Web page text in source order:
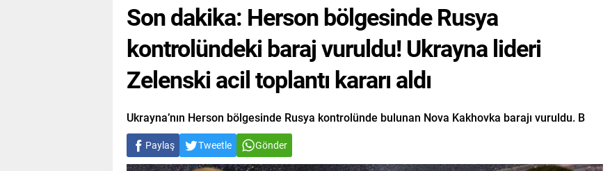
Son dakika: Herson bölgesinde Rusya
kontrolündeki baraj vuruldu! Ukrayna lideri
Zelenski acil toplantı kararı aldı
Ukrayna’nın Herson bölgesinde Rusya kontrolünde bulunan Nova Kakhovka barajı vuruldu. B
Paylaş Tweetle Gönder